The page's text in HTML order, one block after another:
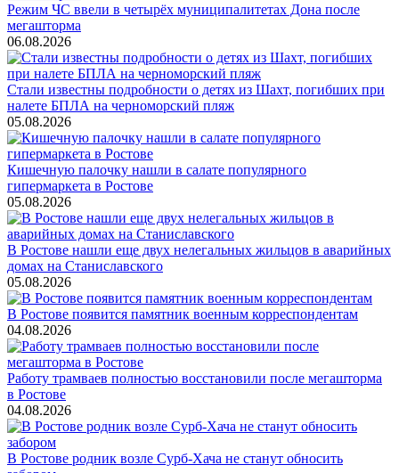
Режим ЧС ввели в четырёх муниципалитетах Дона после
мегашторма
06.08.2026
Стали известны подробности о детях из Шахт, погибших при
налете БПЛА на черноморский пляж
05.08.2026
Кишечную палочку нашли в салате популярного
гипермаркета в Ростове
05.08.2026
В Ростове нашли еще двух нелегальных жильцов в аварийных
домах на Станиславского
05.08.2026
В Ростове появится памятник военным корреспондентам
04.08.2026
Работу трамваев полностью восстановили после мегашторма
в Ростове
04.08.2026
В Ростове родник возле Сурб-Хача не станут обносить